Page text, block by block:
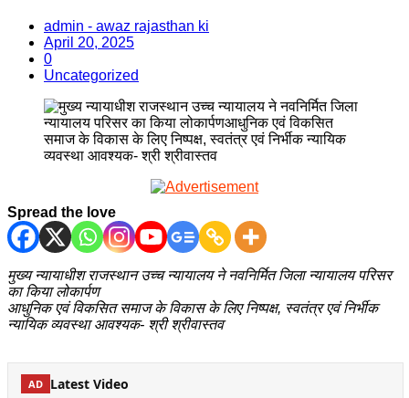
admin - awaz rajasthan ki
April 20, 2025
0
Uncategorized
Spread the love
मुख्य न्यायाधीश राजस्थान उच्च न्यायालय ने नवनिर्मित जिला न्यायालय परिसर
का किया लोकार्पण
आधुनिक एवं विकसित समाज के विकास के लिए निष्पक्ष, स्वतंत्र एवं निर्भीक
न्यायिक व्यवस्था आवश्यक- श्री श्रीवास्तव
AD Latest Video